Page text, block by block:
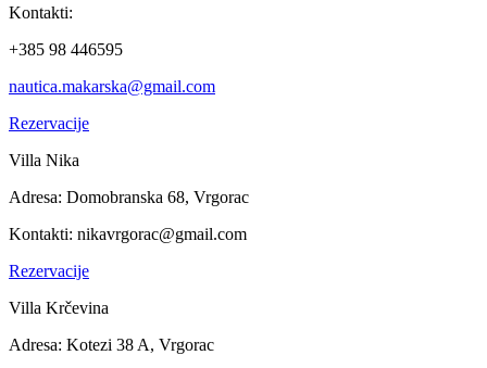
Kontakti:
+385 98 446595
nautica.makarska@gmail.com
Rezervacije
Villa Nika
Adresa: Domobranska 68, Vrgorac
Kontakti: nikavrgorac@gmail.com
Rezervacije
Villa Krčevina
Adresa: Kotezi 38 A, Vrgorac